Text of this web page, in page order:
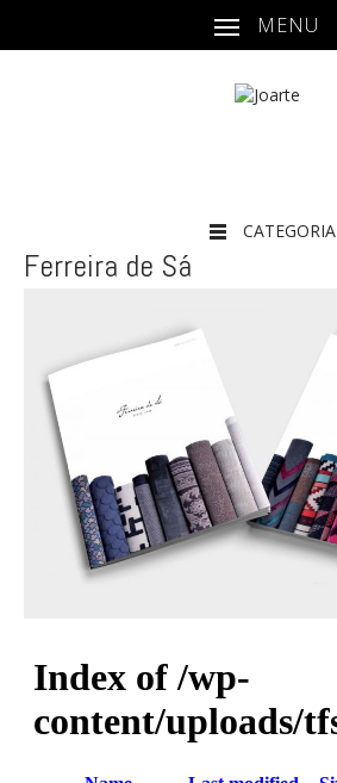
MENU
CATEGORIA
Ferreira de Sá